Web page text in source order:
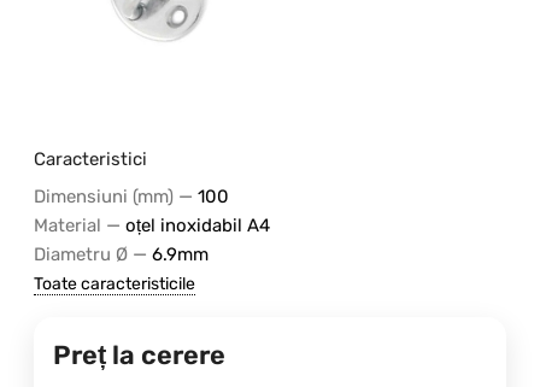
Caracteristici
Dimensiuni (mm) — 100
Material — oțel inoxidabil A4
Diametru Ø — 6.9mm
Toate caracteristicile
Preț la cerere